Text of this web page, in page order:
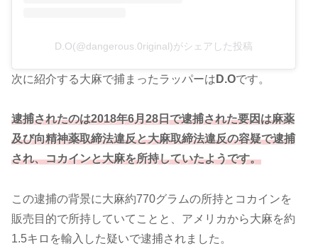
D.O(@dangerous.0riginal)がシェアした投稿
次に紹介する大麻で捕まったラッパーは D.Oです。
逮捕されたのは2018年6月28日で逮捕された要因は麻薬
及び向精神薬取締法違反と大麻取締法違反の容疑で逮捕
され、コカインと大麻を所持していたようです。
この逮捕の背景に大麻約770グラムの所持とコカインを
販売目的で所持していてことと、アメリカから大麻を約
1.5キロを輸入した疑いで逮捕されました。